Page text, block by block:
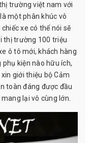
trường việt nam với
một phân khúc vô
xe có thể nói sẽ
thị trường 100 triệu
ô tô mới, khách hàng
kiện nào hữu ích,
giới thiệu bộ Cảm
toàn đáng được đầu
lại vô cùng lớn.